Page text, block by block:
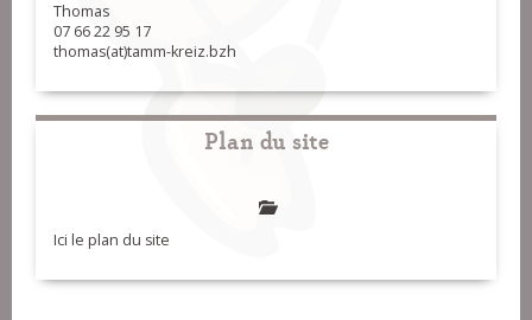
Thomas
07 66 22 95 17
thomas(at)tamm-kreiz.bzh
Plan du site
Ici le plan du site